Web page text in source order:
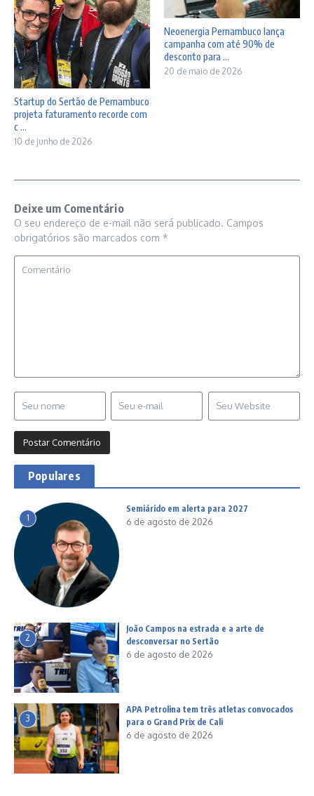
Startup do Sertão de Pernambuco
projeta faturamento recorde com
c ...
10 de junho de 2026
Neoenergia Pernambuco lança
campanha com até 90% de
desconto para ...
20 de maio de 2026
Deixe um Comentário
O seu endereço de e-mail não será publicado. Campos
obrigatórios são marcados com *
Populares
1
Semiárido em alerta para 2027
6 de agosto de 2026
2
João Campos na estrada e a arte de
desconversar no Sertão
6 de agosto de 2026
3
APA Petrolina tem três atletas convocados
para o Grand Prix de Cali
6 de agosto de 2026